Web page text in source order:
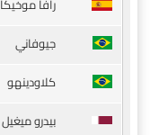
رافا موخيكا
جيوفاني
كلاودينهو
بيدرو ميغيل